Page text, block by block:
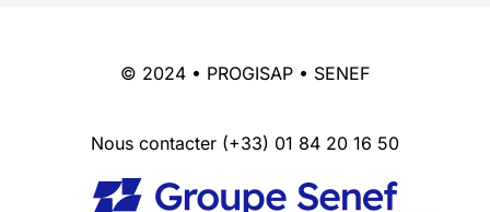
© 2024 • PROGISAP • SENEF
Nous contacter (+33) 01 84 20 16 50
English